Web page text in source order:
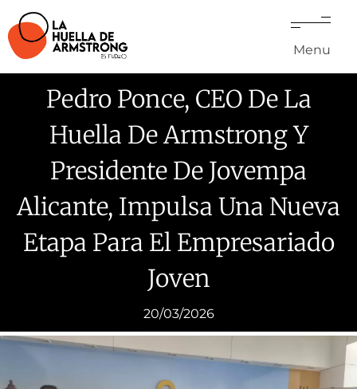
Menu
Pedro Ponce, CEO De La
Huella De Armstrong Y
Presidente De Jovempa
Alicante, Impulsa Una Nueva
Etapa Para El Empresariado
Joven
20/03/2026